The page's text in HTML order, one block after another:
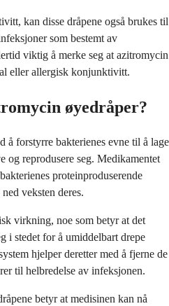
kan disse dråpene også brukes til
som bestemt av
viktig å merke seg at azitromycin
eller allergisk konjunktivitt.
øyedråper?
forstyrre bakterienes evne til å lage
og reprodusere seg. Medikamentet
proteinproduserende
veksten deres.
virkning, noe som betyr at det
i stedet for å umiddelbart drepe
hjelper deretter med å fjerne de
til helbredelse av infeksjonen.
betyr at medisinen kan nå